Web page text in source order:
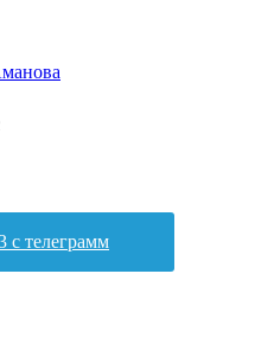
с телеграмм